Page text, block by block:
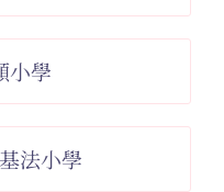
小學
法小學